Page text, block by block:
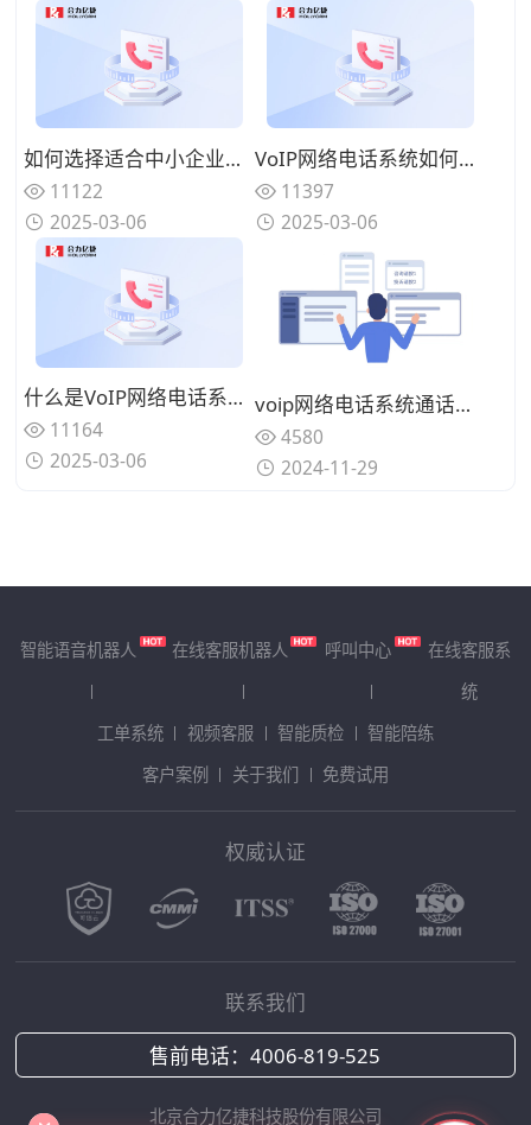
如何选择适合中小企业的VoIP网络电话系统？5个关键指标
11122
2025-03-06
VoIP网络电话系统如何帮助企业节省50%通信成本？
11397
2025-03-06
什么是VoIP网络电话系统？企业通信的未来趋势解析
11164
2025-03-06
voip网络电话系统通话稳定（网络环境、硬件设备、软件协议、系统配置及语音编码）
4580
2024-11-29
智能语音机器人 在线客服机器人 呼叫中心
在线客服系
统
工单系统
视频客服 智能质检
智能陪练
客户案例
关于我们 免费试用
权威认证
联系我们
售前电话：4006-819-525
北京合力亿捷科技股份有限公司